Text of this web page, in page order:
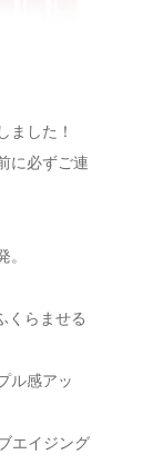
ました！
に必ずご連
。
くらませる
ル感アッ
エイジング